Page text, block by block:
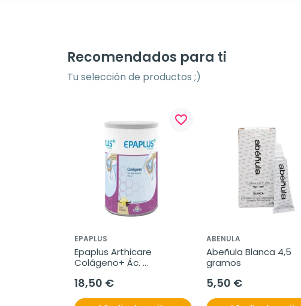
Recomendados para ti
Tu selección de productos ;)
favorite_border
EPAPLUS
Epaplus Arthicare
Colágeno+ Ác.
18,50 €
ABENULA
Abeñula Blanca 4,5
gramos
5,50 €